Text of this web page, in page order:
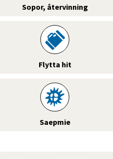
Sopor, återvinning
Flytta hit
Saepmie